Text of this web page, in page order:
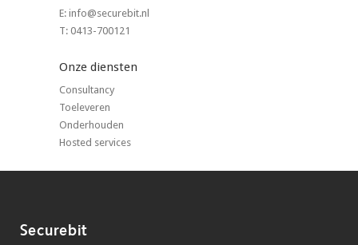
E: info@securebit.nl
T: 0413-700121
Onze diensten
Consultancy
Toeleveren
Onderhouden
Hosted services
Securebit